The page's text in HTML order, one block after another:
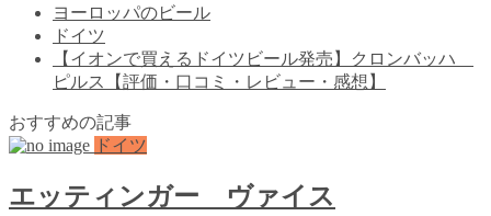
ヨーロッパのビール
ドイツ
【イオンで買えるドイツビール発売】クロンバッハ
ピルス【評価・口コミ・レビュー・感想】
おすすめの記事
ドイツ
エッティンガー ヴァイス